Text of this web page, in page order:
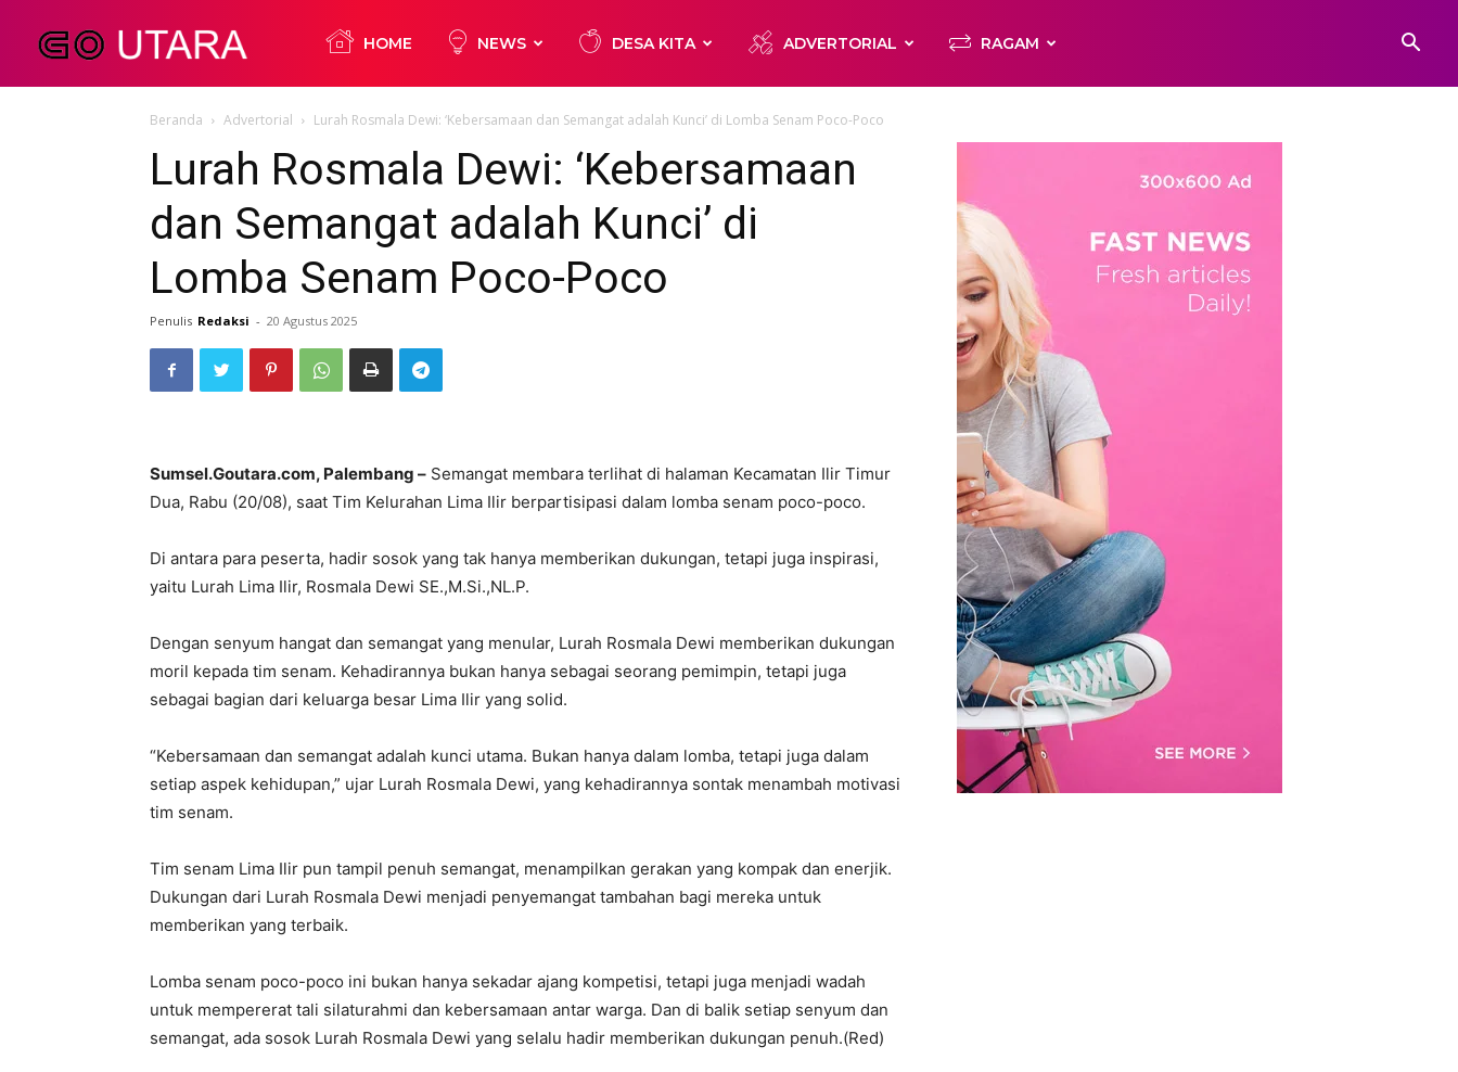
Utara
HOME NEWS DESA KITA ADVERTORIAL RAGAM
Beranda Advertorial Lurah Rosmala Dewi: ‘Kebersamaan dan Semangat adalah Kunci’ di Lomba Senam Poco-Poco
Lurah Rosmala Dewi: ‘Kebersamaan
dan Semangat adalah Kunci’ di
Lomba Senam Poco-Poco
Penulis Redaksi - 20 Agustus 2025
Sumsel.Goutara.com, Palembang – Semangat membara terlihat di halaman Kecamatan Ilir Timur
Dua, Rabu (20/08), saat Tim Kelurahan Lima Ilir berpartisipasi dalam lomba senam poco-poco.
Di antara para peserta, hadir sosok yang tak hanya memberikan dukungan, tetapi juga inspirasi,
yaitu Lurah Lima Ilir, Rosmala Dewi SE.,M.Si.,NL.P.
Dengan senyum hangat dan semangat yang menular, Lurah Rosmala Dewi memberikan dukungan
moril kepada tim senam. Kehadirannya bukan hanya sebagai seorang pemimpin, tetapi juga
sebagai bagian dari keluarga besar Lima Ilir yang solid.
“Kebersamaan dan semangat adalah kunci utama. Bukan hanya dalam lomba, tetapi juga dalam
setiap aspek kehidupan,” ujar Lurah Rosmala Dewi, yang kehadirannya sontak menambah motivasi
tim senam.
Tim senam Lima Ilir pun tampil penuh semangat, menampilkan gerakan yang kompak dan enerjik.
Dukungan dari Lurah Rosmala Dewi menjadi penyemangat tambahan bagi mereka untuk
memberikan yang terbaik.
Lomba senam poco-poco ini bukan hanya sekadar ajang kompetisi, tetapi juga menjadi wadah
untuk mempererat tali silaturahmi dan kebersamaan antar warga. Dan di balik setiap senyum dan
semangat, ada sosok Lurah Rosmala Dewi yang selalu hadir memberikan dukungan penuh.(Red)